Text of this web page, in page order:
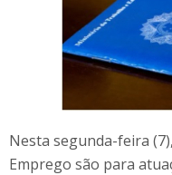
Nesta segunda-feira
Emprego são para